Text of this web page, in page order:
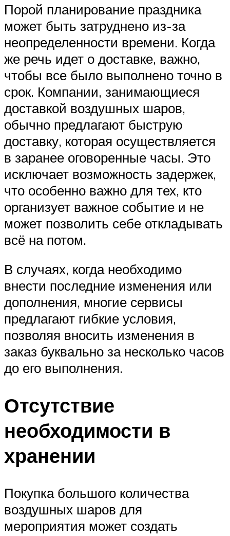
Порой планирование праздника
может быть затруднено из-за
неопределенности времени. Когда
же речь идет о доставке, важно,
чтобы все было выполнено точно в
срок. Компании, занимающиеся
доставкой воздушных шаров,
обычно предлагают быструю
доставку, которая осуществляется
в заранее оговоренные часы. Это
исключает возможность задержек,
что особенно важно для тех, кто
организует важное событие и не
может позволить себе откладывать
всё на потом.
В случаях, когда необходимо
внести последние изменения или
дополнения, многие сервисы
предлагают гибкие условия,
позволяя вносить изменения в
заказ буквально за несколько часов
до его выполнения.
Отсутствие
необходимости в
хранении
Покупка большого количества
воздушных шаров для
мероприятия может создать